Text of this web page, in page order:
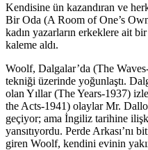
Kendisine ün kazandıran ve
Bir Oda (A Room of One’s
kadın yazarların erkeklere ait
kaleme aldı.
Woolf, Dalgalar’da (The
tekniği üzerinde yoğunlaştı.
olan Yıllar (The Years-1937)
the Acts-1941) olaylar Mr.
geçiyor; ama İngiliz tarihine
yansıtıyordu. Perde Arkası’nı
giren Woolf, kendini evinin